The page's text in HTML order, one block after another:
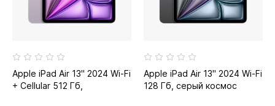
Apple iPad Air 13" 2024 Wi-Fi
+ Cellular 512 Гб,
Apple iPad Air 13" 2024 Wi-Fi
128 Гб, серый космос